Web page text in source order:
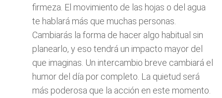
firmeza. El movimiento de las hojas o del agua
te hablará más que muchas personas.
Cambiarás la forma de hacer algo habitual sin
planearlo, y eso tendrá un impacto mayor del
que imaginas. Un intercambio breve cambiará el
humor del día por completo. La quietud será
más poderosa que la acción en este momento.